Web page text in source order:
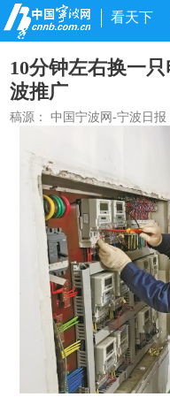
看天下
10分钟左右换一
波推广
稿源：中国宁波网-宁波日报